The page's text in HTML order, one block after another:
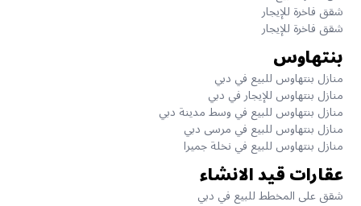
شقق فاخرة للإيجار
شقق فاخرة للإيجار
بنتهاوس
منازل بنتهاوس للبيع في دبي
منازل بنتهاوس للإيجار في دبي
منازل بنتهاوس للبيع في وسط مدينة دبي
منازل بنتهاوس للبيع في مرسى دبي
منازل بنتهاوس للبيع في نخلة جميرا
عقارات قيد الانشاء
شقق على المخطط للبيع في دبي